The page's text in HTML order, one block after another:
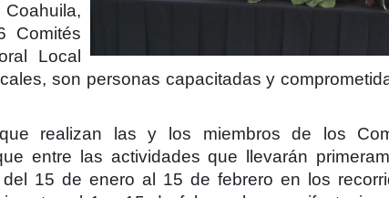
Comités
Local
son personas capacitadas y
realizan las y los miembros de los
entre las actividades que llevarán
15 de enero al 15 de febrero en los